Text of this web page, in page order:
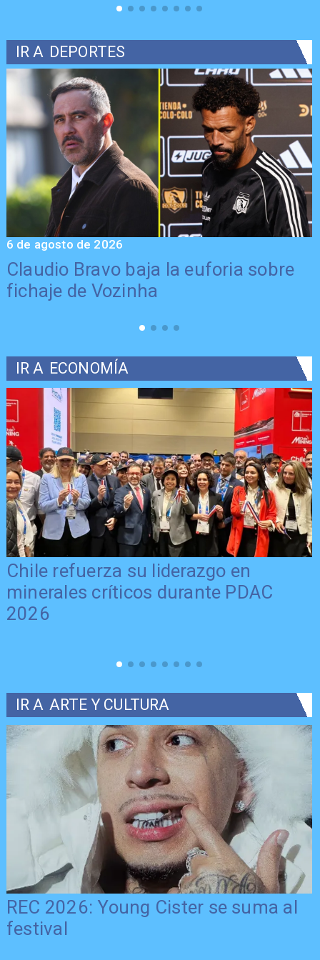
IR A DEPORTES
Claudio Bravo baja la euforia sobre
fichaje de Vozinha
6 de agosto de 2026
IR A ECONOMÍA
Chile refuerza su liderazgo en
minerales críticos durante PDAC
2026
IR A ARTE Y CULTURA
REC 2026: Young Cister se suma al
festival